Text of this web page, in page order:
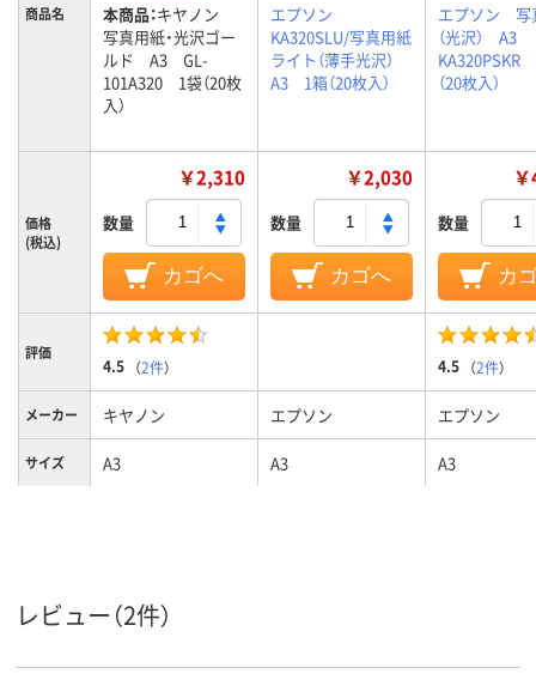
商品名 本商品：キヤノン
写真用紙・光沢ゴー
ルド A3 GL-
101A320 1袋（20枚
入）
エプソン
KA320SLU/写真用紙
ライト（薄手光沢）
A3 1箱（20枚入）
エプソン 写
（光沢） A3
KA320PSKR
（20枚入）
価格
(税込)
￥2,310
数量
カゴへ
￥2,030
数量
カゴへ
数量
カ
評価
4.5 （2件） 4.5 （2件）
メーカー キヤノン エプソン エプソン
サイズ A3 A3 A3
レビュー（2件）